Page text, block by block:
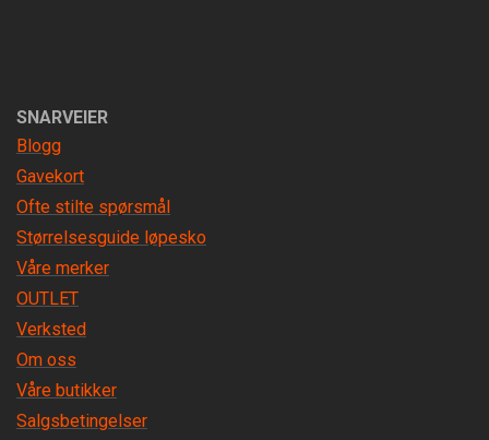
SNARVEIER
Blogg
Gavekort
Ofte stilte spørsmål
Størrelsesguide løpesko
Våre merker
OUTLET
Verksted
Om oss
Våre butikker
Salgsbetingelser